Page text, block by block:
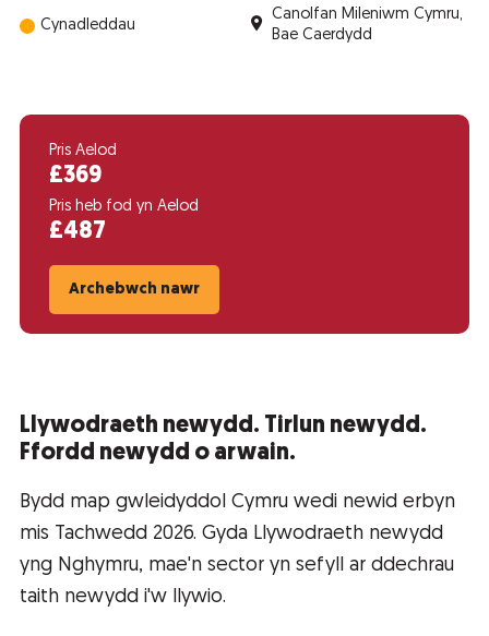
Cynadleddau
Canolfan Mileniwm Cymru,
Bae Caerdydd
Pris Aelod
£369
Pris heb fod yn Aelod
£487
Archebwch nawr
Llywodraeth newydd. Tirlun newydd.
Ffordd newydd o arwain.
Bydd map gwleidyddol Cymru wedi newid erbyn
mis Tachwedd 2026. Gyda Llywodraeth newydd
yng Nghymru, mae'n sector yn sefyll ar ddechrau
taith newydd i'w llywio.